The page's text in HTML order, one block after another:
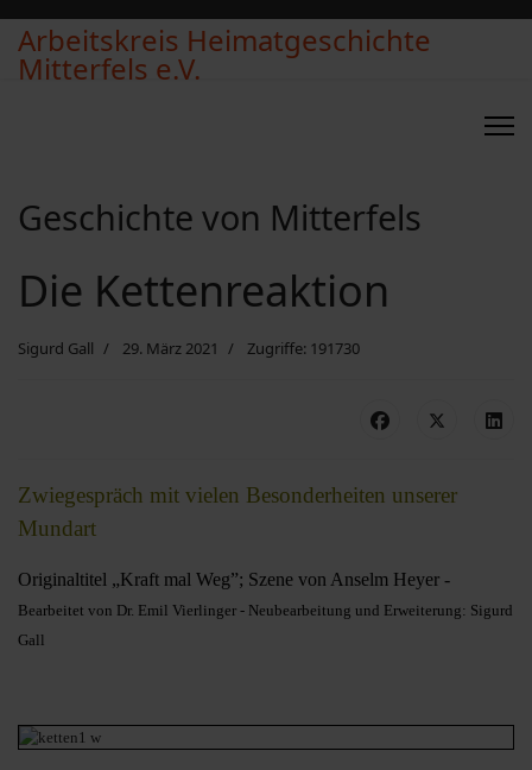
Arbeitskreis Heimatgeschichte
Mitterfels e.V.
Geschichte von Mitterfels
Die Kettenreaktion
Sigurd Gall 29. März 2021 Zugriffe: 191730
Zwiegespräch mit vielen Besonderheiten unserer
Mundart
Originaltitel „Kraft mal Weg”; Szene von Anselm Heyer -
Bearbeitet von Dr. Emil Vierlinger - Neubearbeitung und Erweiterung: Sigurd
Gall